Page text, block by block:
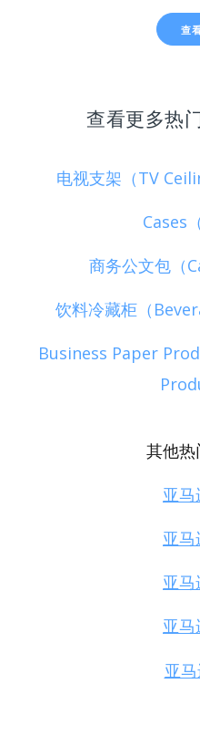
查
查看更多热
电视支架（TV
Cases
商务公文包（
饮料冷藏柜（
Business Paper
其他热
亚马
亚马
亚
亚
亚